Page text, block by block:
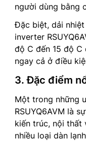
người dùng bằng
Đặc biệt, dải
inverter
độ C đến 15 độ
ngay cả ở điều
3. Đặc điểm
Một trong những
RSUYQ6AVM là
kiến trúc, nội thất
nhiều loại dàn